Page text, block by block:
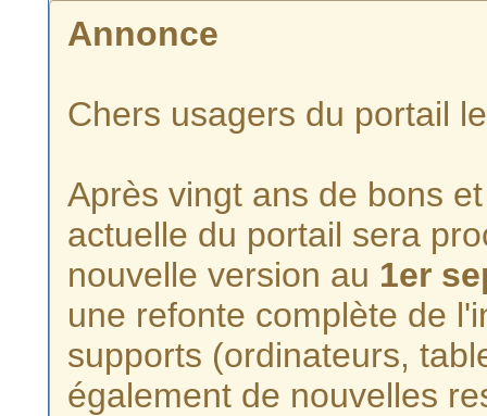
Annonce
Chers usagers du portail
Après vingt ans de bons
actuelle du portail sera
nouvelle version au 1er
une refonte complète de
supports (ordinateurs,
également de nouvelles